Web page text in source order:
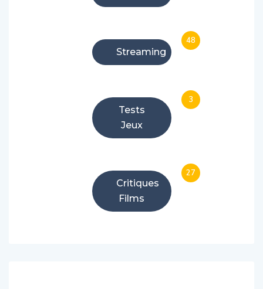
Streaming
48
Tests
Jeux
3
Critiques
Films
27